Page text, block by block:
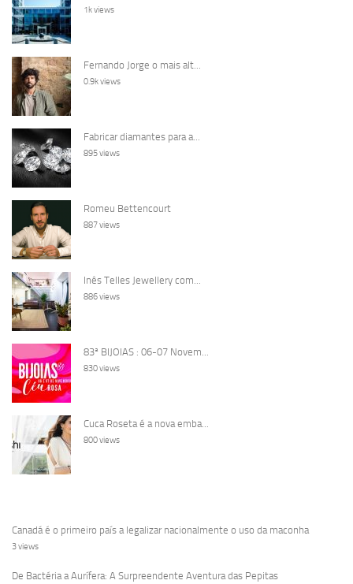
1k views
Fernando Jorge o mais alt...
0.9k views
Fabricar diamantes para a...
895 views
Romeu Bettencourt
887 views
Inês Telles Jewellery com...
886 views
83ª BIJOIAS : 06-07 Novem...
830 views
Cuca Roseta é a nova emba...
800 views
Canadá é o primeiro país a legalizar nacionalmente o uso da maconha
3 views
De Bactéria a Aurífera: A Surpreendente Aventura das Pepitas